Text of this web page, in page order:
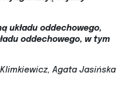
układu oddechowego,
oddechowego, w tym
Agata Jasińska